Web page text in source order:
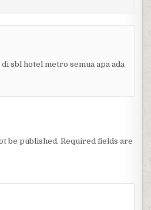
sbl hotel metro semua apa ada
be published. Required fields are